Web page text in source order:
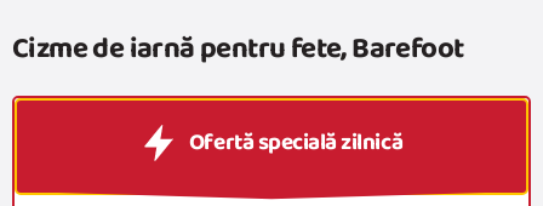
Cizme de iarnă pentru fete, Barefoot
Ofertă specială zilnică